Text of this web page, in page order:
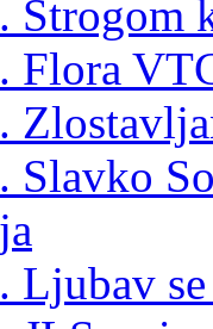
Strogom
Flora
Slavko
Ljubav